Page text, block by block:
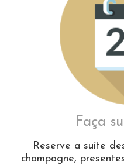
Faça
Reserve a suíte
champagne,